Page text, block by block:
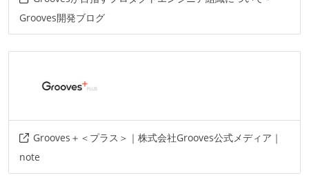
trello
jira
情報共有ツール
amazon-s3
amazon-lambda
amazon-elasticcache
amazon-ses
Grooves開発ブログ
Grooves＋＜プラス＞｜株式会社Grooves公式メディア｜
note